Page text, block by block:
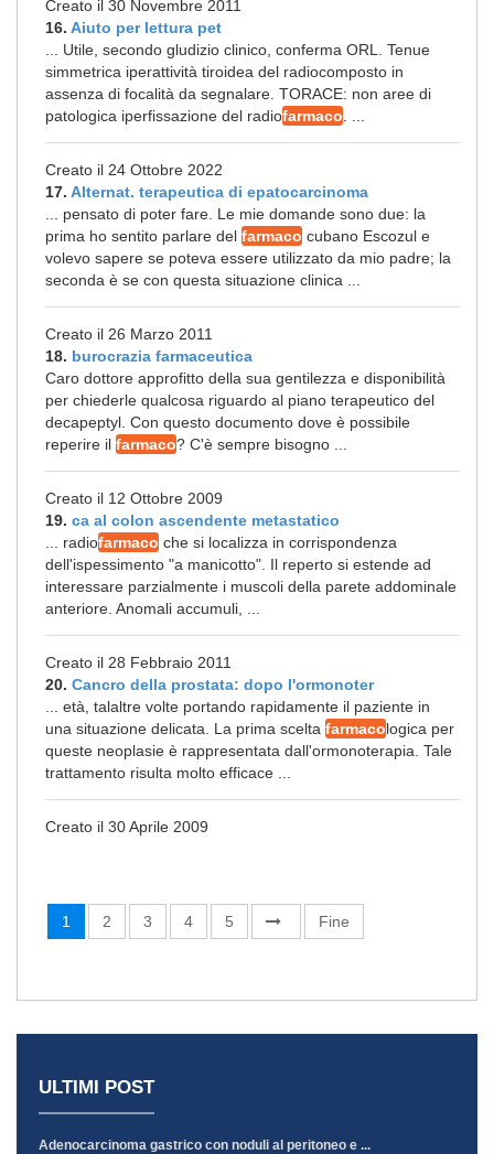
Creato il 30 Novembre 2011
16. Aiuto per lettura pet
... Utile, secondo gludizio clinico, conferma ORL. Tenue
simmetrica iperattività tiroidea del radiocomposto in
assenza di focalità da segnalare. TORACE: non aree di
patologica iperfissazione del radiofarmaco
Creato il 24 Ottobre 2022
17. Alternat. terapeutica di epatocarcinoma
... pensato di poter fare. Le mie domande sono due: la
prima ho sentito parlare del farmaco cubano Escozul e
volevo sapere se poteva essere utilizzato da mio padre; la
seconda è se con questa situazione clinica ...
Creato il 26 Marzo 2011
18. burocrazia farmaceutica
Caro dottore approfitto della sua gentilezza e disponibilità
per chiederle qualcosa riguardo al piano terapeutico del
decapeptyl. Con questo documento dove è possibile
reperire il farmaco? C'è sempre bisogno ...
Creato il 12 Ottobre 2009
19. ca al colon ascendente metastatico
... radiofarmaco che si localizza in corrispondenza
dell'ispessimento "a manicotto". Il reperto si estende ad
interessare parzialmente i muscoli della parete addominale
anteriore. Anomali accumuli, ...
Creato il 28 Febbraio 2011
20. Cancro della prostata: dopo l'ormonoter
... età, talaltre volte portando rapidamente il paziente in
una situazione delicata. La prima scelta farmacologica per
queste neoplasie è rappresentata dall'ormonoterapia. Tale
trattamento risulta molto efficace ...
Creato il 30 Aprile 2009
1 2 3 4 5 Fine
ULTIMI POST
Adenocarcinoma gastrico con noduli al peritoneo e ...